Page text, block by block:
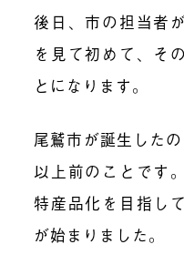
後日、市の担当者
を見て初めて、そ
とになります。
尾鷲市が誕生した
以上前のことです
特産品化を目指し
が始まりました。